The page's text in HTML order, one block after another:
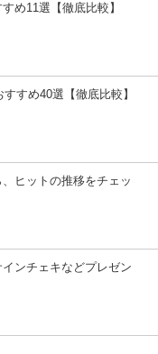
め11選【徹底比較】
すめ40選【徹底比較】
ヒットの推移をチェッ
ンチェキなどプレゼン